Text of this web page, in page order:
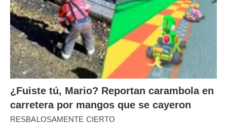
¿Fuiste tú, Mario? Reportan carambola en
carretera por mangos que se cayeron
RESBALOSAMENTE CIERTO